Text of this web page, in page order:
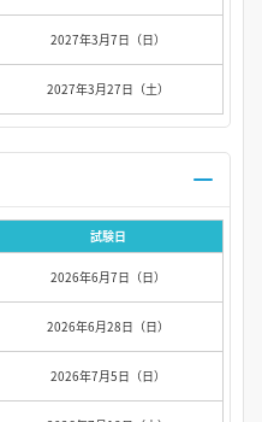
2027年3月7日（日）
2027年3月27日（土）
試験日
2026年6月7日（日）
2026年6月28日（日）
2026年7月5日（日）